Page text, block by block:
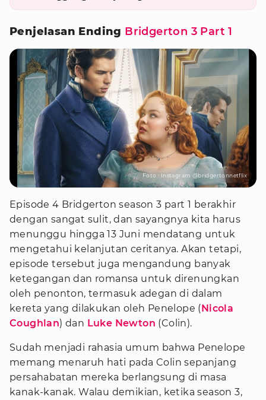
Penjelasan Ending Bridgerton 3 Part 1
Foto : Instagram @bridgertonnetflix
Episode 4 Bridgerton season 3 part 1 berakhir
dengan sangat sulit, dan sayangnya kita harus
menunggu hingga 13 Juni mendatang untuk
mengetahui kelanjutan ceritanya. Akan tetapi,
episode tersebut juga mengandung banyak
ketegangan dan romansa untuk direnungkan
oleh penonton, termasuk adegan di dalam
kereta yang dilakukan oleh Penelope (Nicola
Coughlan) dan Luke Newton (Colin).
Sudah menjadi rahasia umum bahwa Penelope
memang menaruh hati pada Colin sepanjang
persahabatan mereka berlangsung di masa
kanak-kanak. Walau demikian, ketika season 3,